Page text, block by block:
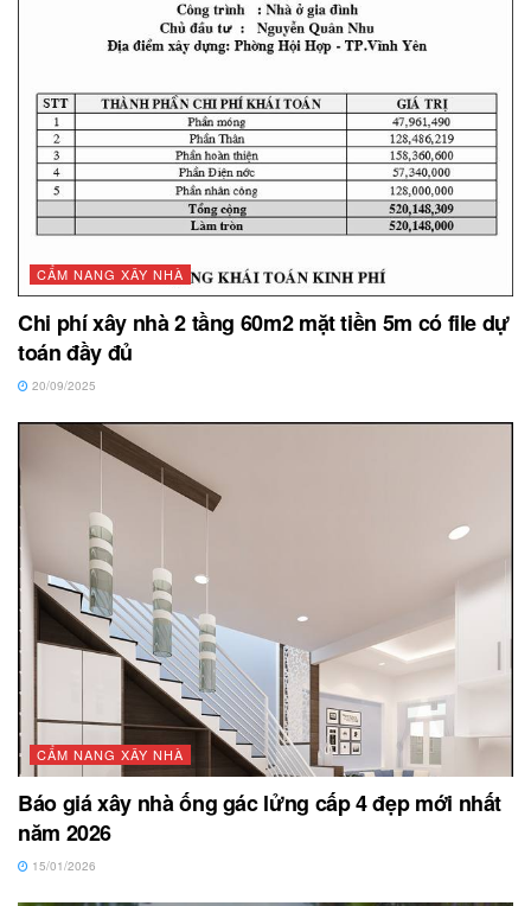
CẨM NANG XÂY NHÀ
Chi phí xây nhà 2 tầng 60m2 mặt tiền 5m có file dự
toán đầy đủ
20/09/2025
CẨM NANG XÂY NHÀ
Báo giá xây nhà ống gác lửng cấp 4 đẹp mới nhất
năm 2026
15/01/2026